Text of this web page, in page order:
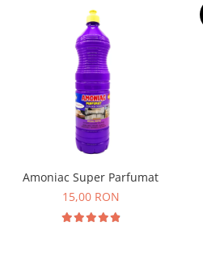
Amoniac Super Parfumat
15,00 RON